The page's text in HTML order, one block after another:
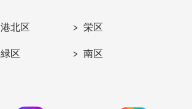
港北区 栄区
緑区 南区